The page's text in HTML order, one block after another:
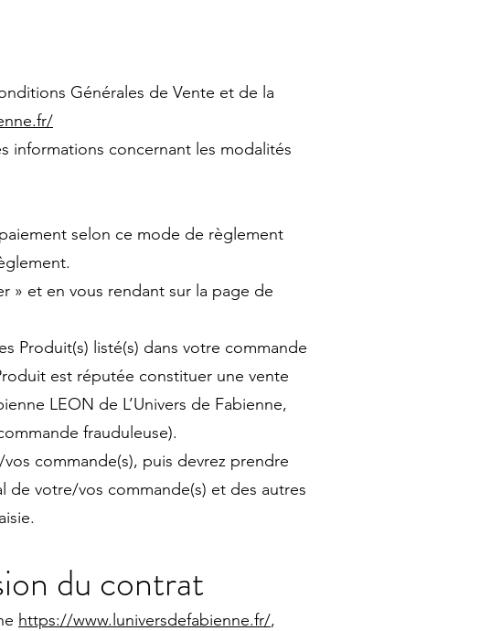
Générales de Vente et de la
informations concernant les modalités
selon ce mode de règlement
» et en vous rendant sur la page de
Produit(s) listé(s) dans votre commande
est réputée constituer une vente
LEON de L’Univers de Fabienne,
frauduleuse).
commande(s), puis devrez prendre
de votre/vos commande(s) et des autres
du contrat
https://www.luniversdefabienne.fr/,